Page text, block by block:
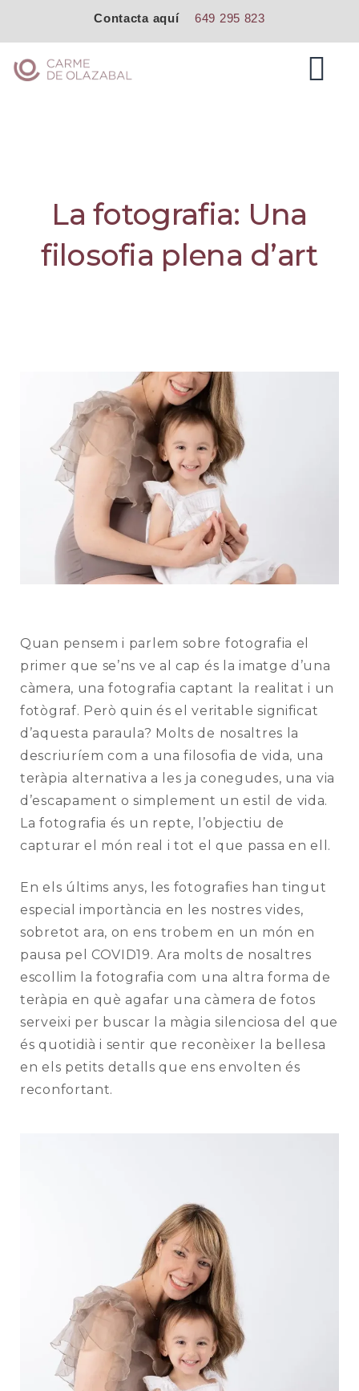
Contacta aquí 649 295 823
to
Carme de Olazabal
ES
La fotografia: Una
filosofia plena d’art
Quan pensem i parlem sobre fotografia el
primer que se’ns ve al cap és la imatge d’una
càmera, una fotografia captant la realitat i un
fotògraf. Però quin és el veritable significat
d’aquesta paraula? Molts de nosaltres la
descriuríem com a una filosofia de vida, una
teràpia alternativa a les ja conegudes, una via
d’escapament o simplement un estil de vida.
La fotografia és un repte, l’objectiu de
capturar el món real i tot el que passa en ell.
En els últims anys, les fotografies han tingut
especial importància en les nostres vides,
sobretot ara, on ens trobem en un món en
pausa pel COVID19. Ara molts de nosaltres
escollim la fotografia com una altra forma de
teràpia en què agafar una càmera de fotos
serveixi per buscar la màgia silenciosa del que
és quotidià i sentir que reconèixer la bellesa
en els petits detalls que ens envolten és
reconfortant.